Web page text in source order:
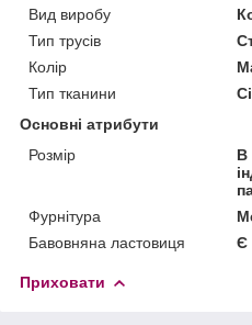
Вид виробу
Тип трусів
Колір
Тип тканини
Основні атрибути
Розмір
В
Фурнітура
Бавовняна ластовиця
Є
Приховати